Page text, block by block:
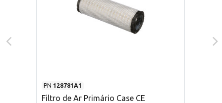
PN 128781A1
Filtro de Ar Primário Case CE